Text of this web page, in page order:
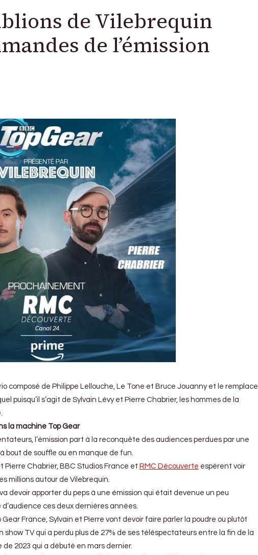
de Vilebrequin
de l’émission
composé de Philippe Lellouche, Le Tone et Bruce Jouanny et le remplace
puisqu’il s’agit de Sylvain Lévy et Pierre Chabrier, les hommes de la
la machine Top Gear
l’émission part à la reconquête des audiences perdues par une
bout de souffle ou en manque de fun.
Pierre Chabrier, BBC Studios France et RMC Découverte espèrent voir
millions autour de Vilebrequin.
devoir apporter du peps à une émission qui était devenue un peu
ces deux dernières années.
Gear France, Sylvain et Pierre vont devoir faire parler la poudre ou plutôt
show TV qui a perdu plus de 27% de ses téléspectateurs entre la fin de la
2023 qui a débuté en mars dernier.